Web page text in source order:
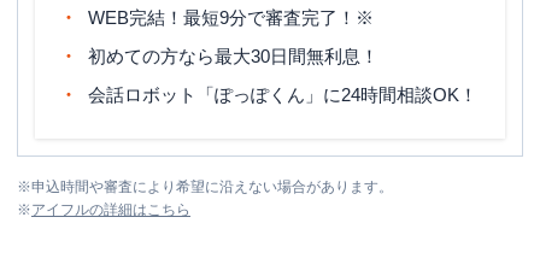
WEB完結！最短9分で審査完了！※
初めての方なら最大30日間無利息！
会話ロボット「ぽっぽくん」に24時間相談OK！
※申込時間や審査により希望に沿えない場合があります。
※アイフルの詳細はこちら